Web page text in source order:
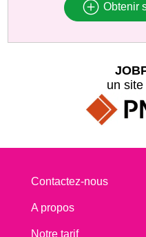
Obtenir
un
Contactez-nous
A propos
Notre tarif